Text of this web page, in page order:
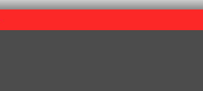
தமிழருடையதா ?